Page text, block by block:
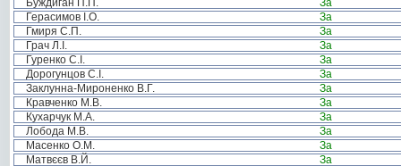
Буждиган П.П.
За
Герасимов І.О.
За
Гмиря С.П.
За
Грач Л.І.
За
Гуренко С.І.
За
Дорогунцов С.І.
За
Заклунна-Мироненко В.Г.
За
Кравченко М.В.
За
Кухарчук М.А.
За
Лобода М.В.
За
Масенко О.М.
За
Матвєєв В.Й.
За